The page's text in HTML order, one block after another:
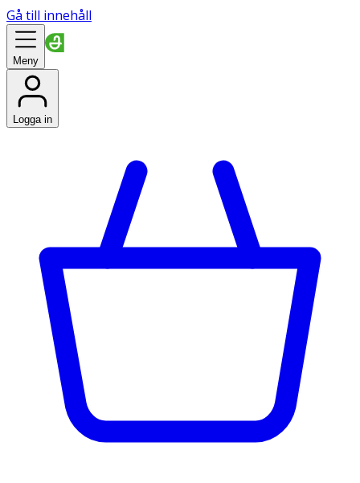
Gå till innehåll
Meny
Logga in